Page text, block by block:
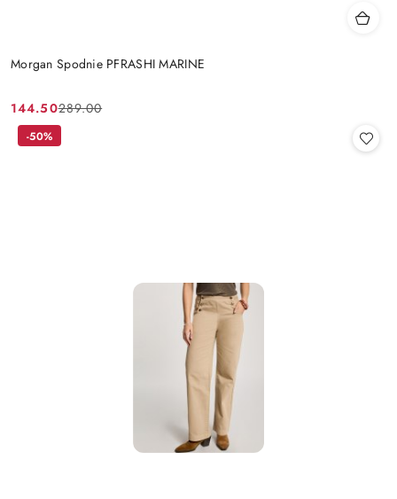
Morgan Spodnie PFRASHI MARINE
Cena
promocyjna:
144.50
Cena
przed
289.00
-50%